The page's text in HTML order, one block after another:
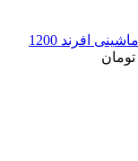
فرش ماشینی افرند 1200
تومان